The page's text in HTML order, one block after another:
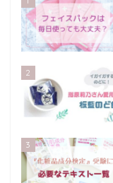
2
3